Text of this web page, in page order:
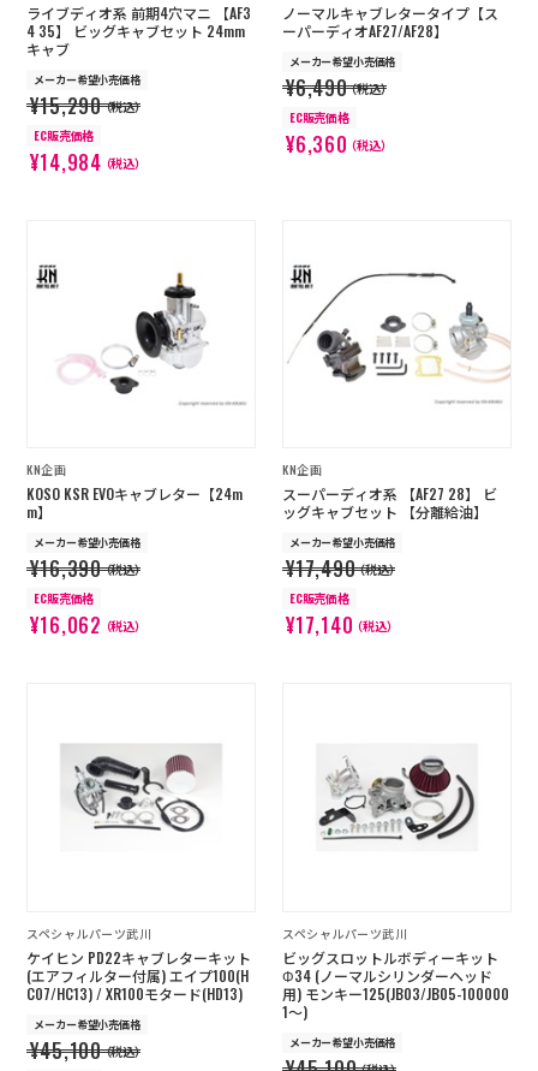
ライブディオ系 前期4穴マニ 【AF3
4 35】 ビッグキャブセット 24mm
キャブ
メーカー希望小売価格
¥15,290（税込）
EC販売価格
¥14,984（税込）
ノーマルキャブレタータイプ【ス
ーパーディオAF27/AF28】
メーカー希望小売価格
¥6,490（税込）
EC販売価格
¥6,360（税込）
KN企画
KOSO KSR EVOキャブレター【24m
m】
メーカー希望小売価格
¥16,390（税込）
EC販売価格
¥16,062（税込）
KN企画
スーパーディオ系 【AF27 28】 ビ
ッグキャブセット 【分離給油】
メーカー希望小売価格
¥17,490（税込）
EC販売価格
¥17,140（税込）
スペシャルパーツ武川
ケイヒン PD22キャブレターキット
(エアフィルター付属) エイプ100(H
C07/HC13) / XR100モタード(HD13)
メーカー希望小売価格
¥45,100（税込）
スペシャルパーツ武川
ビッグスロットルボディーキット
Φ34 (ノーマルシリンダーヘッド
用) モンキー125(JB03/JB05-100000
1～)
メーカー希望小売価格